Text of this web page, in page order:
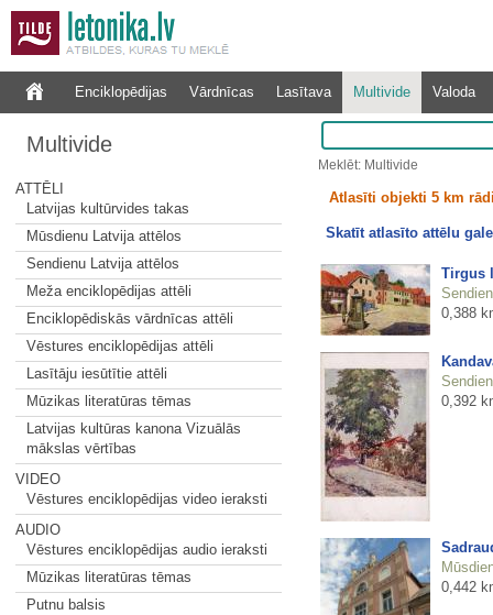
Enciklopēdijas Vārdnīcas Lasītava Multivide Valoda
Multivide
ATTĒLI
Latvijas kultūrvides takas
Mūsdienu Latvija attēlos
Sendienu Latvija attēlos
Meža enciklopēdijas attēli
Enciklopēdiskās vārdnīcas attēli
Vēstures enciklopēdijas attēli
Lasītāju iesūtītie attēli
Mūzikas literatūras tēmas
Latvijas kultūras kanona Vizuālās
mākslas vērtības
VIDEO
Vēstures enciklopēdijas video ieraksti
AUDIO
Vēstures enciklopēdijas audio ieraksti
Mūzikas literatūras tēmas
Putnu balsis
Meklēt: Multivide
Atlasīti objekti 5 km
Skatīt atlasīto attēlu
Tirgus
0,388
0,392
0,442